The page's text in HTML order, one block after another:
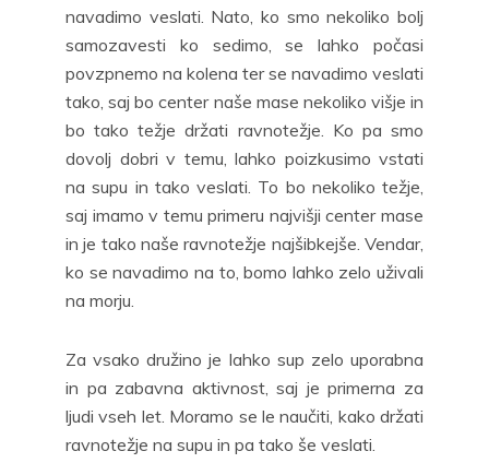
navadimo veslati. Nato, ko smo nekoliko bolj
samozavesti ko sedimo, se lahko počasi
povzpnemo na kolena ter se navadimo veslati
tako, saj bo center naše mase nekoliko višje in
bo tako težje držati ravnotežje. Ko pa smo
dovolj dobri v temu, lahko poizkusimo vstati
na supu in tako veslati. To bo nekoliko težje,
saj imamo v temu primeru najvišji center mase
in je tako naše ravnotežje najšibkejše. Vendar,
ko se navadimo na to, bomo lahko zelo uživali
na morju.
Za vsako družino je lahko sup zelo uporabna
in pa zabavna aktivnost, saj je primerna za
ljudi vseh let. Moramo se le naučiti, kako držati
ravnotežje na supu in pa tako še veslati.